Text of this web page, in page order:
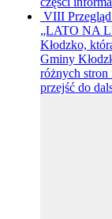
VIII
„LATO NA
Kłodzko,
Gminy
różnych stron
przejść do